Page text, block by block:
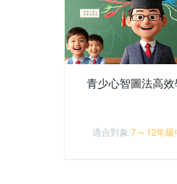
青少心智圖法高效
適合對象:7 ~ 12年級